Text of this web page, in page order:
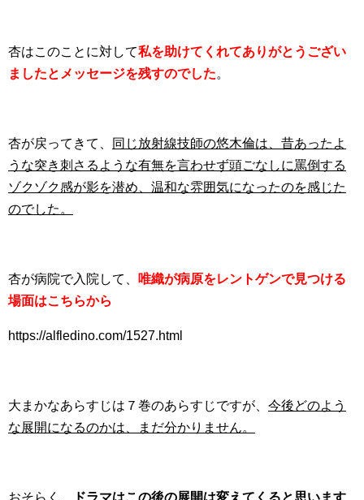
杏はこのことに対して私を助けてくれてありがとうござい
ましたとメッセージを残すのでした。
杏が戻ってきて、
同じ放射線技師の悠木倫は、昔あったよ
うな突き刺さるような有無を言わせず頭ごなしに罵倒する
ゾクゾク感が影を潜め、温和な雰囲気になったのを感じた
のでした。
杏が病院で入院して、
唯織が病原をレントゲンで見つける
場面はこちらから
https://alfledino.com/1527.html
大まかなあらすじは７巻のあらすじですが、 今後どのよう
な展開になるのかは、まだ分かりません。